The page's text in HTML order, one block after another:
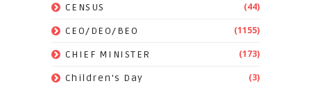
CENSUS (44)
CEO/DEO/BEO (1155)
CHIEF MINISTER (173)
Children's Day (3)